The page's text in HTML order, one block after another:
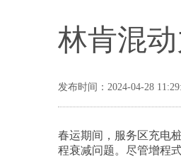
林肯混
发布时间：2024-04-28
春运期间，服务区充电
程衰减问题。尽管增程